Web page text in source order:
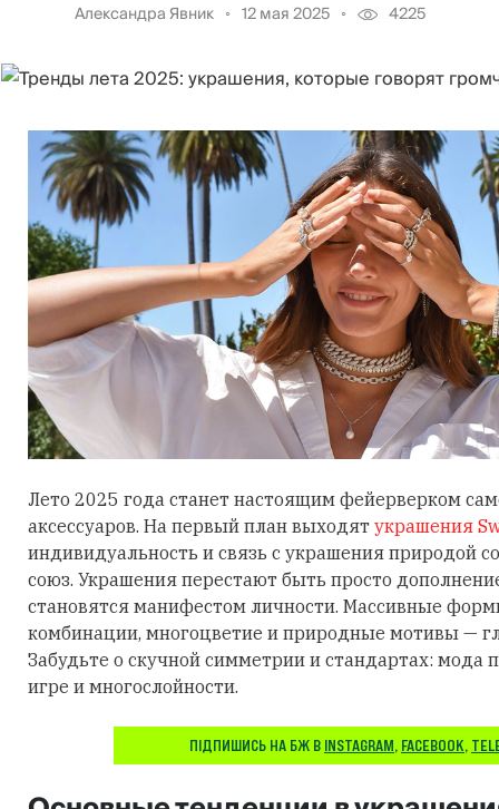
Александра Явник 12 мая 2025 4225
Лето 2025 года станет настоящим фейерверком
аксессуаров. На первый план выходят украшения
индивидуальность и связь с украшения природой
союз. Украшения перестают быть просто
становятся манифестом личности. Массивные
комбинации, многоцветие и природные мотивы —
Забудьте о скучной симметрии и стандартах: мода
игре и многослойности.
ПІДПИШИСЬ НА БЖ В INSTAGRAM, FACEBOOK,